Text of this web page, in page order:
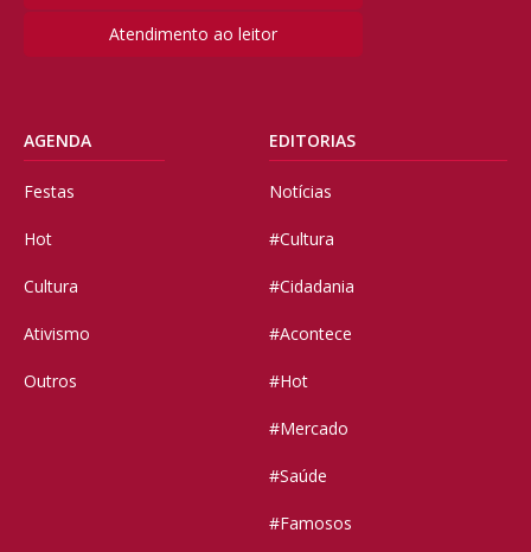
Atendimento ao leitor
AGENDA
Festas
Hot
Cultura
Ativismo
Outros
EDITORIAS
Notícias
#Cultura
#Cidadania
#Acontece
#Hot
#Mercado
#Saúde
#Famosos